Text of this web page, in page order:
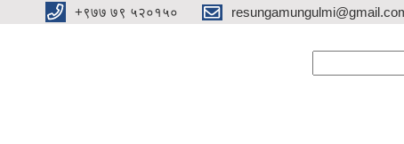
+९७७ ७९ ५२०१५०